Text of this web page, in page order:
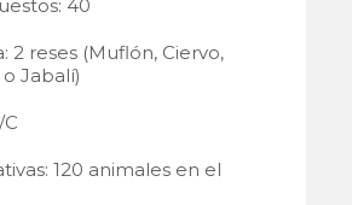
40
2 reses (Muflón, Ciervo,
Jabalí)
120 animales en el